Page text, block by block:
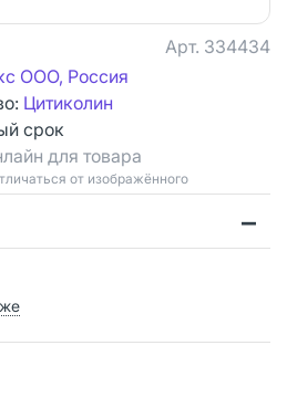
Арт. 334434
ООО, Россия
Цитиколин
срок
для товара
от изображённого